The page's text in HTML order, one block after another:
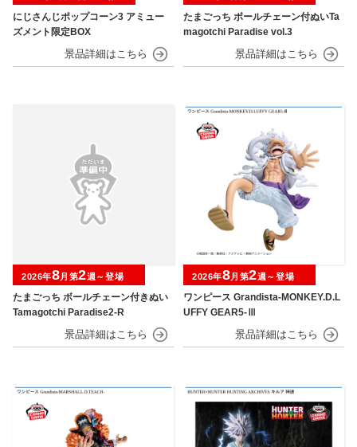
にじさんじポップコーン3 アミュー
ズメント限定BOX
たまごっち ボールチェーン付ぬいTa
magotchi Paradise vol.3
たまごっち ボールチェーン付きぬい
Tamagotchi Paradise2-R
2026年8月第2週～登場
ワンピース Grandista-MONKEY.D.L
UFFY GEAR5-Ⅲ
2026年8月第2週～登場